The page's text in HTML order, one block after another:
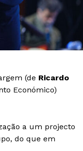
(de Ricardo
Económico)
a um projecto
do que em